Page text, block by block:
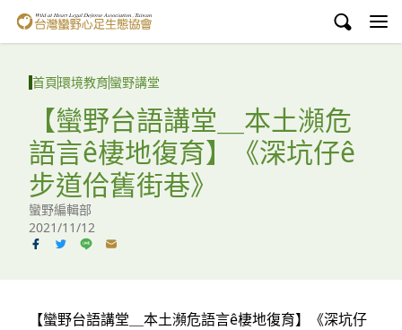
台灣蠻野心足生態協會
議題與行動
環境教育
白海豚媽祖宮
支持蠻野
臉書
首頁環境教育蠻野講堂
【蠻野台語講堂＿本土瀕危
語言ê棲地復育】《深坑仔ê
步道佮舊街巷》
蠻野編輯部
2021/11/12
【蠻野台語講堂＿本土瀕危語言ê棲地復育】《深坑仔